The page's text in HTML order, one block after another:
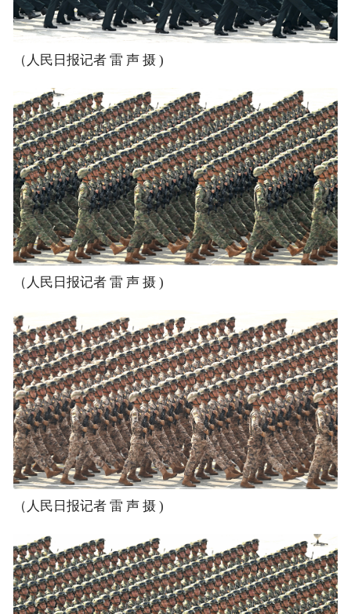
（人民日报记者 雷 声 摄 )
（人民日报记者 雷 声 摄 )
（人民日报记者 雷 声 摄 )